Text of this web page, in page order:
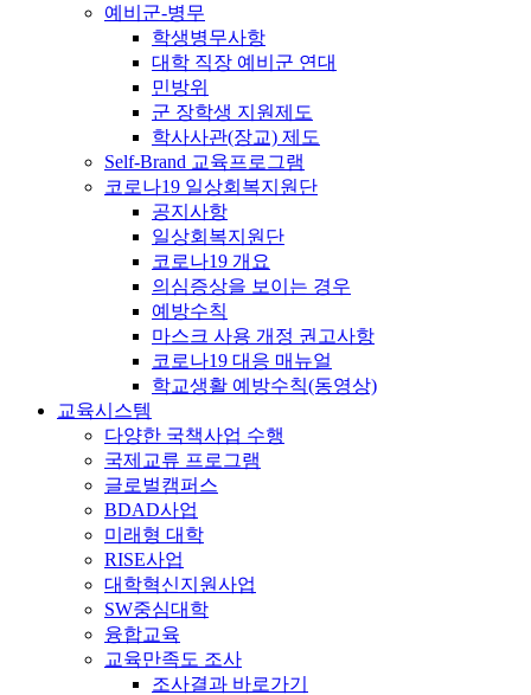
예비군-병무
학생병무사항
대학 직장 예비군 연대
민방위
군 장학생 지원제도
학사사관(장교) 제도
Self-Brand 교육프로그램
코로나19 일상회복지원단
공지사항
일상회복지원단
코로나19 개요
의심증상을 보이는 경우
예방수칙
마스크 사용 개정 권고사항
코로나19 대응 매뉴얼
학교생활 예방수칙(동영상)
교육시스템
다양한 국책사업 수행
국제교류 프로그램
글로벌캠퍼스
BDAD사업
미래형 대학
RISE사업
대학혁신지원사업
SW중심대학
융합교육
교육만족도 조사
조사결과 바로가기